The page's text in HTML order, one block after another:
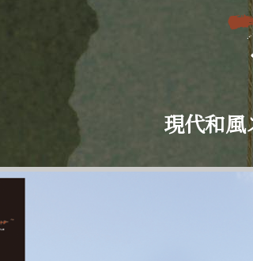
現代和風